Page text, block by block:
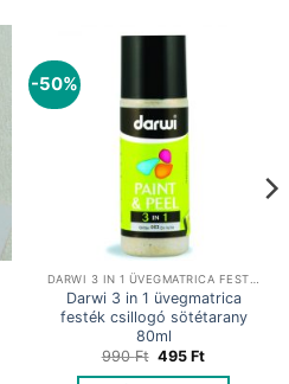
-50%
DARWI 3 IN 1 ÜVEGMATRICA FESTÉK
Darwi 3 in 1 üvegmatrica
festék csillogó sötétarany
80ml
990Ft Original
495FtCurrent